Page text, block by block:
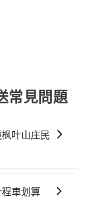
常見問題
叶山庄民
最重要的是你
的iRent應該是
車划算